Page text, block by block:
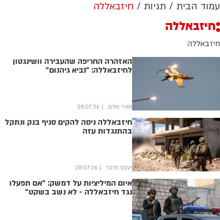
עמוד הבית תגיות חיזבאללה
חיזבאללה
חיזבאללה
האזהרה החריפה שהעבירה וושינגטון
לחיזבאללה: "נביא גיהנום"
מאיר שלם 28.07.26
חיזבאללה ניסה להקים סניף בנק ונתקל
בהתנגדות עזה
יענקי פרבר 28.07.26
איום המיליציות על דמשק: "אם תפעלו
נגד חיזבאללה - לא נשב בשקט"